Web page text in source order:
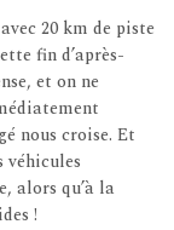
20 km de piste
fin d’après-
et on ne
nous croise. Et
véhicules
alors qu’à la
!